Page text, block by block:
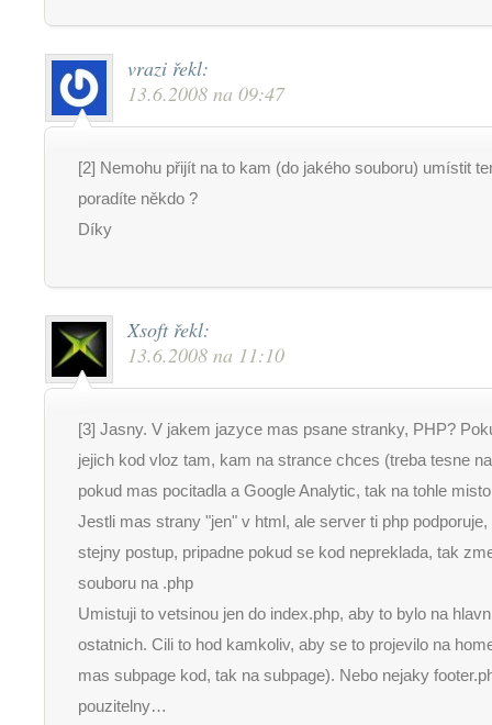
vrazi řekl:
13.6.2008 na 09:47
[2] Nemohu přijít na to kam (do jakého souboru) umístit
poradíte někdo ?
Díky
Xsoft řekl:
13.6.2008 na 11:10
[3] Jasny. V jakem jazyce mas psane stranky, PHP?
jejich kod vloz tam, kam na strance chces (treba tesne
pokud mas pocitadla a Google Analytic, tak na tohle
Jestli mas strany "jen" v html, ale server ti php
stejny postup, pripadne pokud se kod nepreklada, tak
souboru na .php
Umistuji to vetsinou jen do index.php, aby to bylo na
ostatnich. Cili to hod kamkoliv, aby se to projevilo na
mas subpage kod, tak na subpage). Nebo nejaky
pouzitelny…